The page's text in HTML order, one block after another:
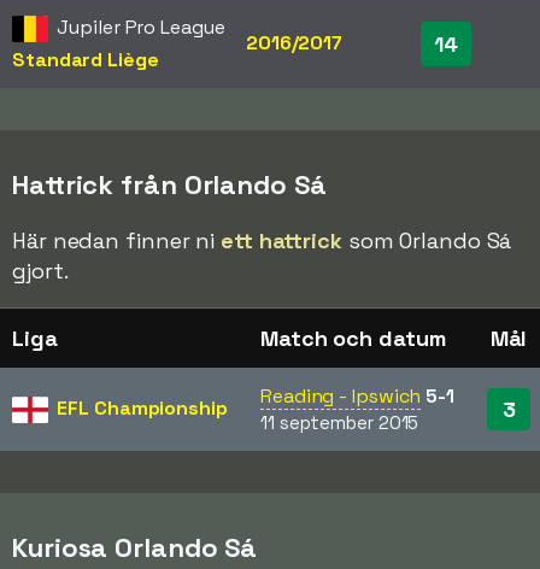
Jupiler Pro League
Standard Liège
2016/2017 14
Hattrick från Orlando Sá
Här nedan finner ni ett hattricksom Orlando Sá
gjort.
Liga Match och datum Mål
EFL Championship Reading - Ipswich 5-1
11 september 2015 3
Kuriosa Orlando Sá